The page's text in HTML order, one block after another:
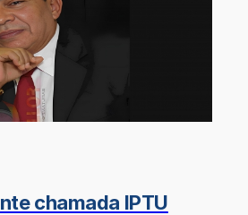
chamada IPTU